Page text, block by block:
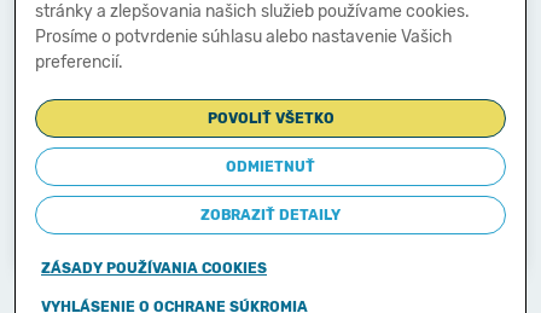
E-mailová adresa:
-
Zostavená dňa:
25.04.2023
Schválená dňa:
-
stránky a zlepšovania našich služieb používame cookies.
Prosíme o potvrdenie súhlasu alebo nastavenie Vašich
preferencií.
POVOLIŤ VŠETKO
ODMIETNUŤ
ZOBRAZIŤ DETAILY
ZÁSADY POUŽÍVANIA COOKIES
VYHLÁSENIE O OCHRANE SÚKROMIA
Copyright © 2011-2026